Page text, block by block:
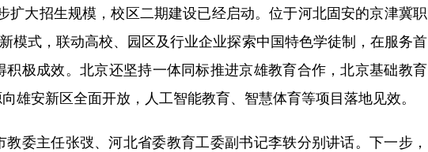
扩大招生规模，校区二期建设已经启动。位于河北固安的京津冀职
模式，联动高校、园区及行业企业探索中国特色学徒制，在服务首
极成效。北京还坚持一体同标推进京雄教育合作，北京基础教育
雄安新区全面开放，人工智能教育、智慧体育等项目落地见效。
主任张弢、河北省委教育工委副书记李轶分别讲话。下一步，